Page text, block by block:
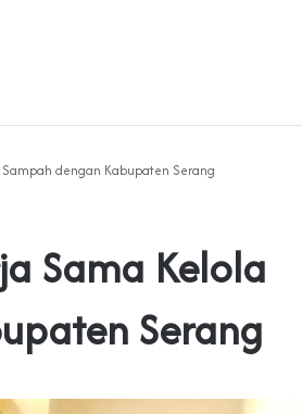
dengan Kabupaten Serang
Sama Kelola
Serang